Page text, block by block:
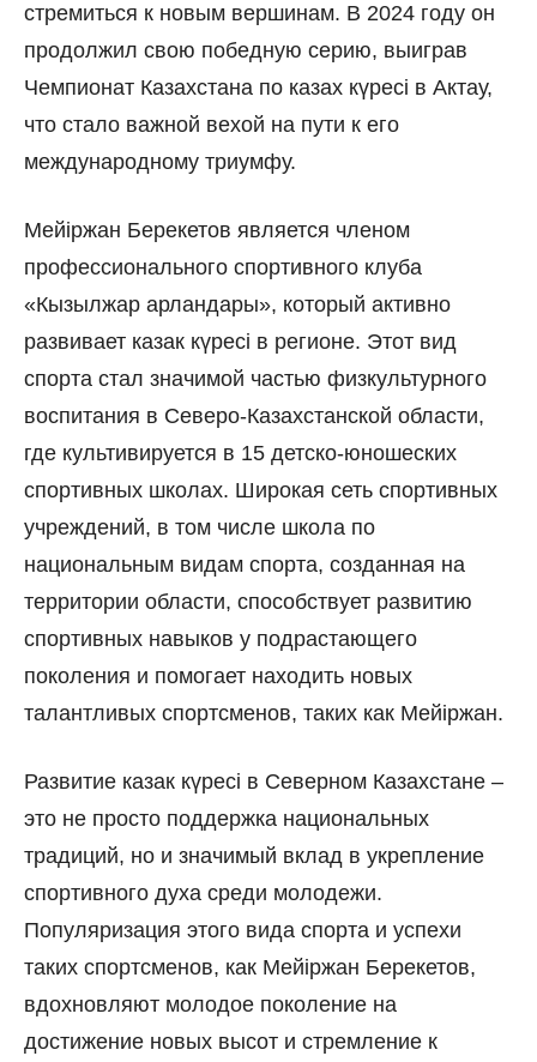
стремиться к новым вершинам. В 2024 году он
продолжил свою победную серию, выиграв
Чемпионат Казахстана по казах күресі в Актау,
что стало важной вехой на пути к его
международному триумфу.
Мейіржан Берекетов является членом
профессионального спортивного клуба
«Кызылжар арландары», который активно
развивает казак күресі в регионе. Этот вид
спорта стал значимой частью физкультурного
воспитания в Северо-Казахстанской области,
где культивируется в 15 детско-юношеских
спортивных школах. Широкая сеть спортивных
учреждений, в том числе школа по
национальным видам спорта, созданная на
территории области, способствует развитию
спортивных навыков у подрастающего
поколения и помогает находить новых
талантливых спортсменов, таких как Мейіржан.
Развитие казак күресі в Северном Казахстане –
это не просто поддержка национальных
традиций, но и значимый вклад в укрепление
спортивного духа среди молодежи.
Популяризация этого вида спорта и успехи
таких спортсменов, как Мейіржан Берекетов,
вдохновляют молодое поколение на
достижение новых высот и стремление к